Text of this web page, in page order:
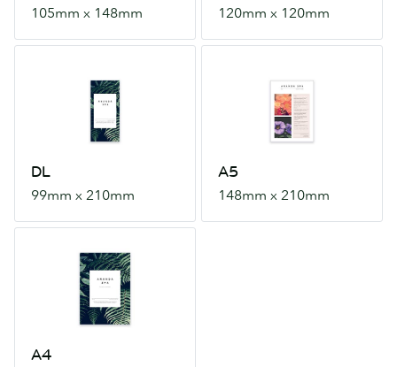
105mm x 148mm 120mm x 120mm
DL
99mm x 210mm
A5
148mm x 210mm
A4